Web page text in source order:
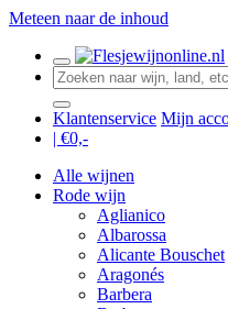
Meteen naar de inhoud
Klantenservice Mijn
| €0,-
Alle wijnen
Rode wijn
Aglianico
Albarossa
Alicante Bouschet
Aragonés
Barbera